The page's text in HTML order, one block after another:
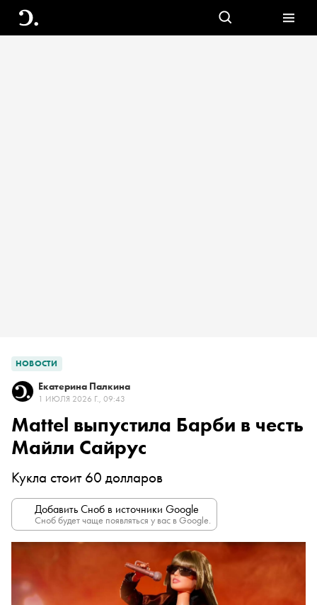
НОВОСТИ
Екатерина Палкина
1 ИЮЛЯ 2026 Г., 09:43
Mattel выпустила Барби в честь
Майли Сайрус
Кукла стоит 60 долларов
Добавить Сноб в источники Google
Сноб будет чаще появляться у вас в Google.